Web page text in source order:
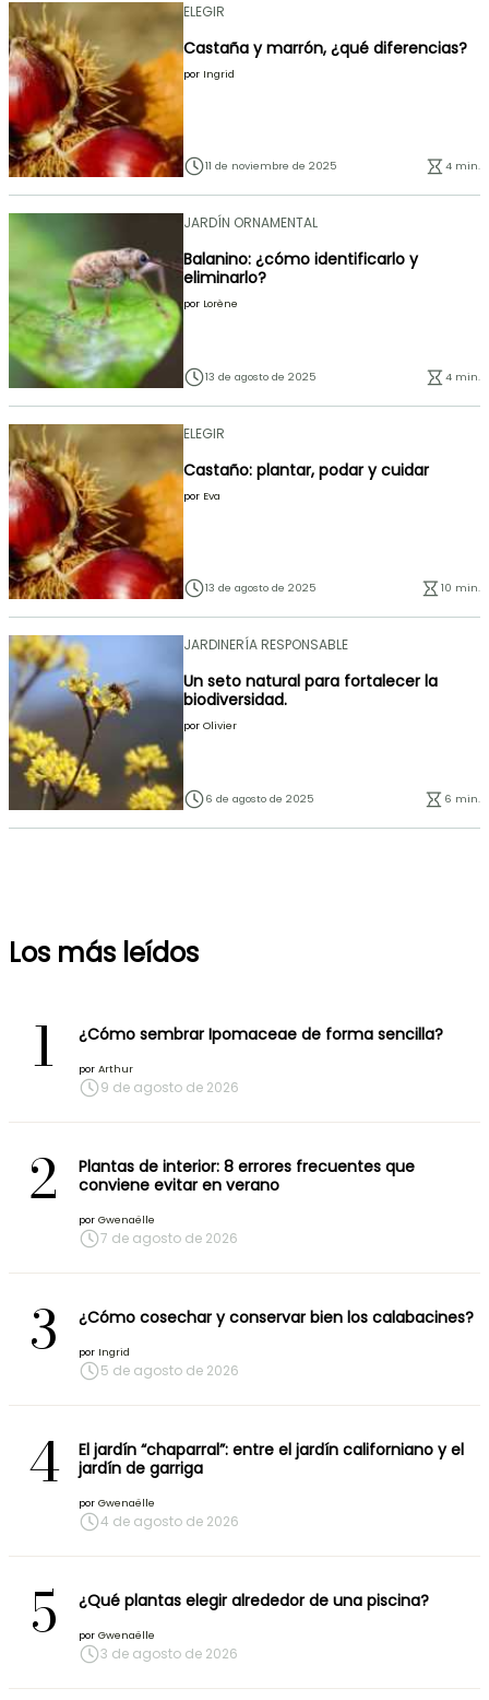
ELEGIR
Castaña y marrón, ¿qué diferencias?
por Ingrid
11 de noviembre de 2025 4 min.
JARDÍN ORNAMENTAL
Balanino: ¿cómo identificarlo y
eliminarlo?
por Lorène
13 de agosto de 2025 4 min.
ELEGIR
Castaño: plantar, podar y cuidar
por Eva
13 de agosto de 2025 10 min.
JARDINERÍA RESPONSABLE
Un seto natural para fortalecer la
biodiversidad.
por Olivier
6 de agosto de 2025 6 min.
Los más leídos
1 ¿Cómo sembrar Ipomaceae de forma sencilla?
por Arthur
9 de agosto de 2026
2
Plantas de interior: 8 errores frecuentes que
conviene evitar en verano
por Gwenaëlle
7 de agosto de 2026
3 ¿Cómo cosechar y conservar bien los calabacines?
por Ingrid
5 de agosto de 2026
4
El jardín “chaparral”: entre el jardín californiano y el
jardín de garriga
por Gwenaëlle
4 de agosto de 2026
5 ¿Qué plantas elegir alrededor de una piscina?
por Gwenaëlle
3 de agosto de 2026